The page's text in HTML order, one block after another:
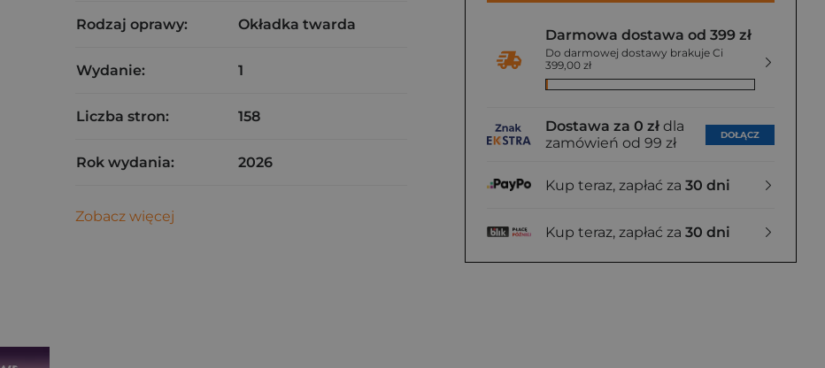
Darmowa dostawa od 399 zł
Do darmowej dostawy brakuje Ci
399,00 zł
Dostawa za 0 zł dla
zamówień od 99 zł
DOŁĄCZ
Kup teraz, zapłać za 30 dni
Kup teraz, zapłać za 30 dni
Rodzaj oprawy: Okładka twarda
Wydanie: 1
Liczba stron: 158
Rok wydania: 2026
Zobacz więcej